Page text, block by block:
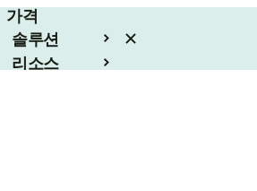
가격
솔루션
리소스